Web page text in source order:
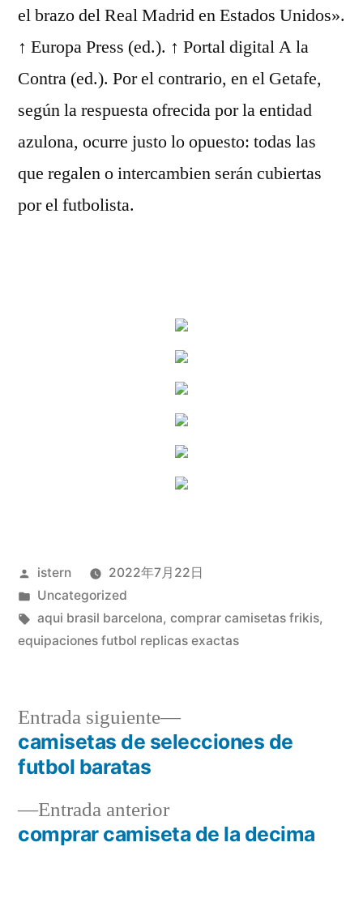
el brazo del Real Madrid en Estados Unidos».
↑ Europa Press (ed.). ↑ Portal digital A la
Contra (ed.). Por el contrario, en el Getafe,
según la respuesta ofrecida por la entidad
azulona, ocurre justo lo opuesto: todas las
que regalen o intercambien serán cubiertas
por el futbolista.
Publicado
por
istern
2022年7月22日
Publicado
en
Uncategorized
Etiquetas:
aqui brasil barcelona, comprar camisetas frikis,
equipaciones futbol replicas exactas
Navegación
entradas
Entrada anteriorEntrada
anterior:
comprar camiseta de la decima
Entrada siguiente
Entrada
siguiente:
camisetas de selecciones de
futbol baratas